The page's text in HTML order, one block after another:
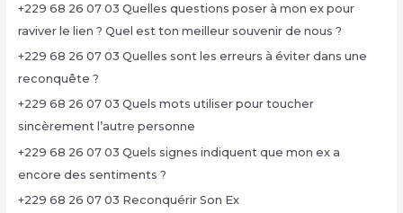
+229 68 26 07 03 Quelles questions poser à mon ex pour
raviver le lien ? Quel est ton meilleur souvenir de nous ?
+229 68 26 07 03 Quelles sont les erreurs à éviter dans une
reconquête ?
+229 68 26 07 03 Quels mots utiliser pour toucher
sincèrement l’autre personne
+229 68 26 07 03 Quels signes indiquent que mon ex a
encore des sentiments ?
+229 68 26 07 03 Reconquérir Son Ex